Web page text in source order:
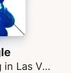
Vegas